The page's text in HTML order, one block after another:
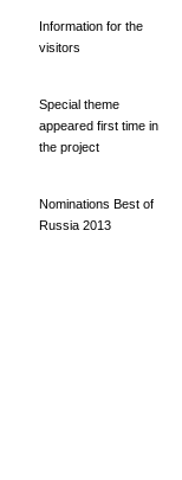
Information for the
visitors
Special theme
appeared first time in
the project
Nominations Best of
Russia 2013